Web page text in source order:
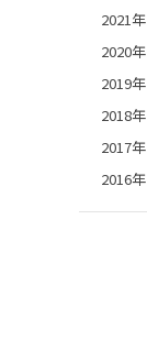
2021年
2020年
2019年
2018年
2017年
2016年